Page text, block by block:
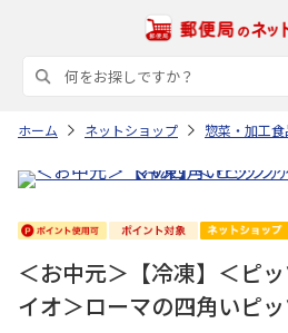
ホーム ネットショップ 惣菜・加工食
＜お中元＞【冷凍】＜ピ
イオ＞ローマの四角いピ